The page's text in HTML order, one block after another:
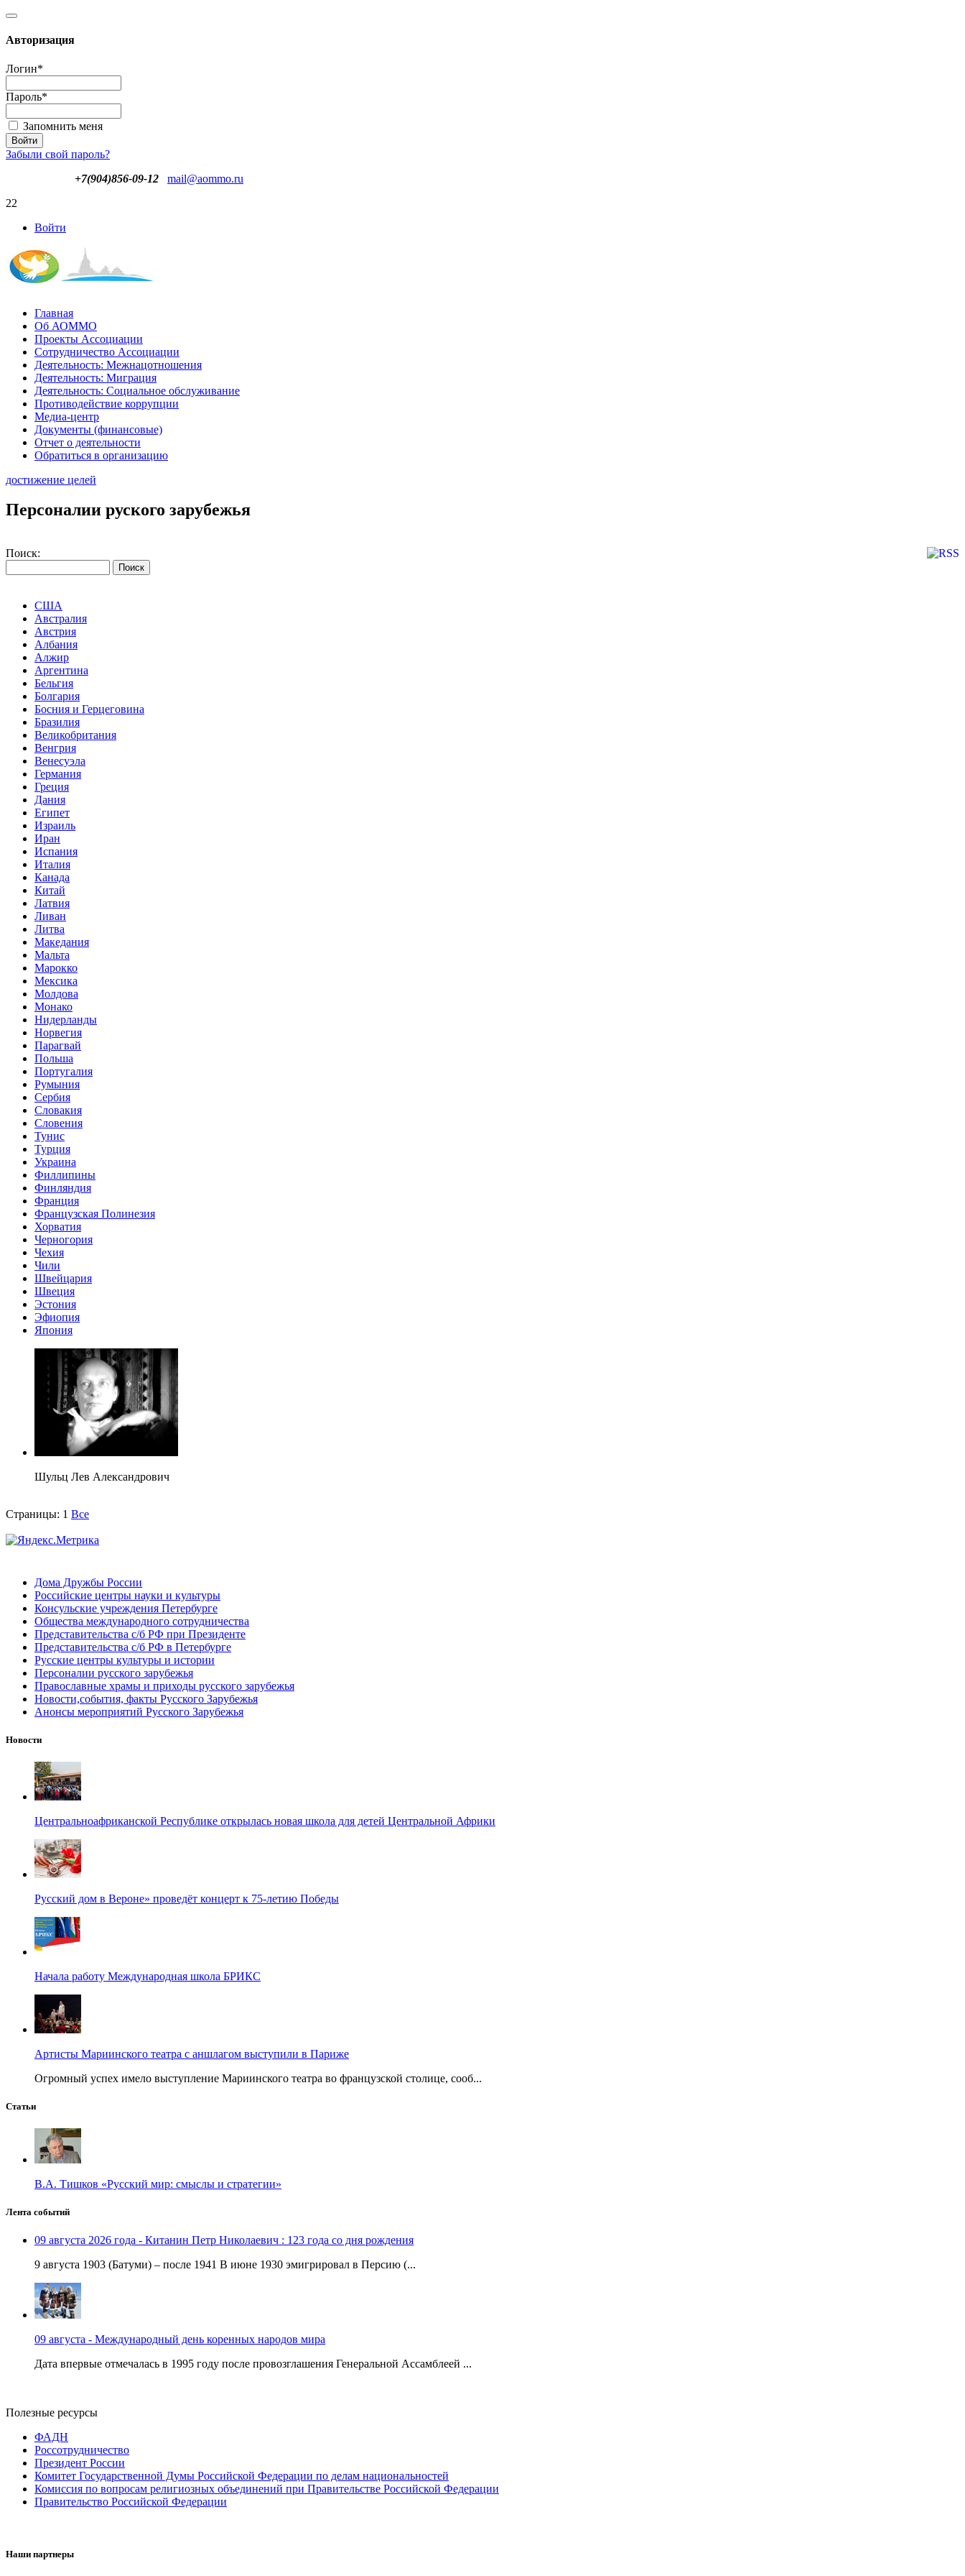
Авторизация
Логин*
Пароль*
Запомнить меня
Забыли свой пароль?
+7(904)856-09-12
mail@aommo.ru
22
Войти
Главная
Об АОММО
Проекты Ассоциации
Сотрудничество Ассоциации
Деятельность: Межнацотношения
Деятельность: Миграция
Деятельность: Социальное обслуживание
Противодействие коррупции
Медиа-центр
Документы (финансовые)
Отчет о деятельности
Обратиться в организацию
достижение целей
Персоналии руского зарубежья
Поиск:
США
Австралия
Австрия
Албания
Алжир
Аргентина
Бельгия
Болгария
Босния и Герцеговина
Бразилия
Великобритания
Венгрия
Венесуэла
Германия
Греция
Дания
Египет
Израиль
Иран
Испания
Италия
Канада
Китай
Латвия
Ливан
Литва
Македания
Мальта
Марокко
Мексика
Молдова
Монако
Нидерланды
Норвегия
Парагвай
Польша
Португалия
Румыния
Сербия
Словакия
Словения
Тунис
Турция
Украина
Филлипины
Финляндия
Франция
Французская Полинезия
Хорватия
Черногория
Чехия
Чили
Швейцария
Швеция
Эстония
Эфиопия
Япония
Шульц Лев Александрович
Страницы: 1 Все
Дома Дружбы России
Российские центры науки и культуры
Консульские учреждения Петербурге
Общества международного сотрудничества
Представительства с/б РФ при Президенте
Представительства с/б РФ в Петербурге
Русские центры культуры и истории
Персоналии русского зарубежья
Православные храмы и приходы русского зарубежья
Новости,события, факты Русского Зарубежья
Анонсы мероприятий Русского Зарубежья
Новости
Центральноафриканской Республике открылась новая школа для детей Центральной Африки
Русский дом в Вероне» проведёт концерт к 75-летию Победы
Начала работу Международная школа БРИКС
Артисты Мариинского театра с аншлагом выступили в Париже
Огромный успех имело выступление Мариинского театра во французской столице, сооб...
Статьи
В.А. Тишков «Русский мир: смыслы и стратегии»
Лента событий
09 августа 2026 года - Китанин Петр Николаевич : 123 года со дня рождения
9 августа 1903 (Батуми) – после 1941 В июне 1930 эмигрировал в Персию (...
09 августа - Международный день коренных народов мира
Дата впервые отмечалась в 1995 году после провозглашения Генеральной Ассамблеей ...
Полезные ресурсы
ФАДН
Россотрудничество
Президент России
Комитет Государственной Думы Российской Федерации по делам национальностей
Комиссия по вопросам религиозных объединений при Правительстве Российской Федерации
Правительство Российской Федерации
Наши партнеры